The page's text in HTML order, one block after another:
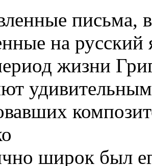
письма,
на
жизни
широк был